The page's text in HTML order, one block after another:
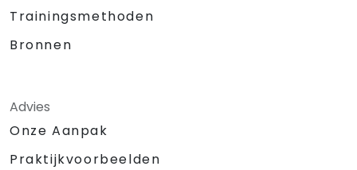
Trainingsmethoden
Bronnen
Advies
Onze Aanpak
Praktijkvoorbeelden